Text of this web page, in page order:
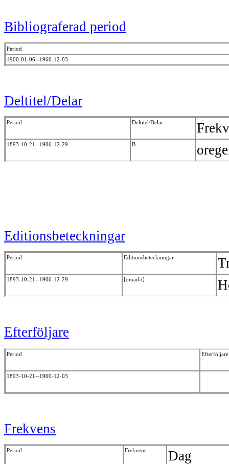
Bibliograferad period
Period
1900-01-06--1960-12-03
Deltitel/Delar
Period Deltitel/Delar
1893-10-21--1906-12-29 B
Editionsbeteckningar
Period Editionsbeteckningar
1893-10-21--1906-12-29 [omärkt]
Efterföljare
Period Efterföljare
1893-10-21--1960-12-03
Frekvens
Period Frekvens Dag